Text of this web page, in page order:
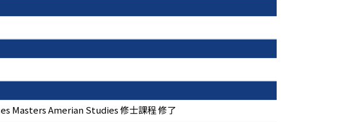
Masters Amerian Studies 修士課程 修了